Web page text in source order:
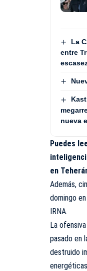
La
entre
nueva
Puedes
en
Además,
domingo
IRNA.
La
pasado en
destruido